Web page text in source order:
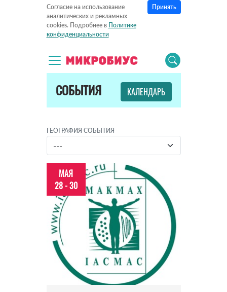
Согласие на использование
аналитических и рекламных
cookies. Подробнее в Политике
конфиденциальности
Принять
СОБЫТИЯ КАЛЕНДАРЬ
ГЕОГРАФИЯ СОБЫТИЯ
МАЯ
28 - 30